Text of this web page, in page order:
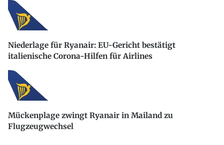
Niederlage für Ryanair: EU-Gericht bestätigt
italienische Corona-Hilfen für Airlines
Mückenplage zwingt Ryanair in Mailand zu
Flugzeugwechsel